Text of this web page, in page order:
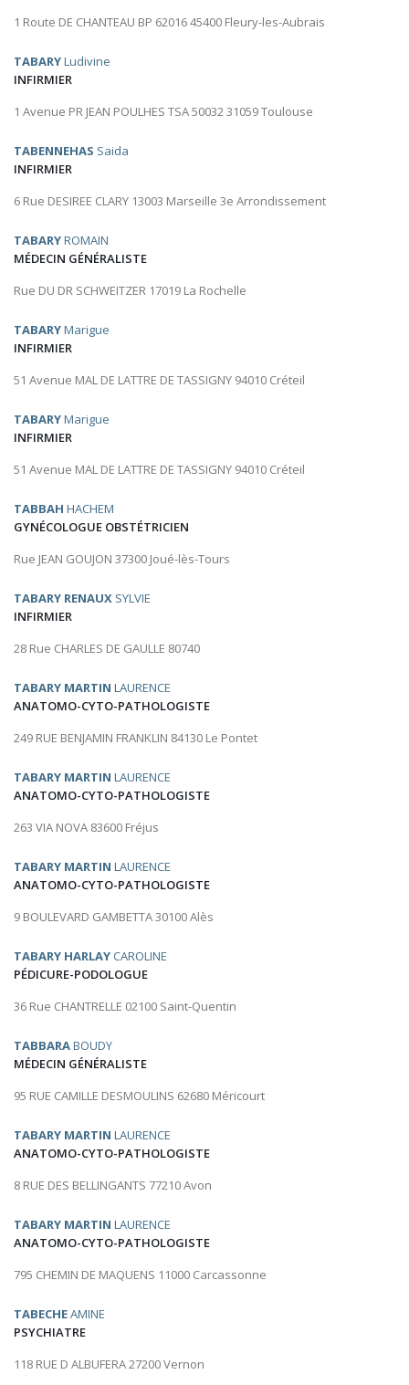
1 Route DE CHANTEAU BP 62016 45400 Fleury-les-Aubrais
TABARYLudivine
INFIRMIER
1 Avenue PR JEAN POULHES TSA 50032 31059 Toulouse
TABENNEHAS Saida
INFIRMIER
6 Rue DESIREE CLARY 13003 Marseille 3e Arrondissement
TABARYROMAIN
MÉDECIN GÉNÉRALISTE
Rue DU DR SCHWEITZER 17019 La Rochelle
TABARYMarigue
INFIRMIER
51 Avenue MAL DE LATTRE DE TASSIGNY 94010 Créteil
TABARYMarigue
INFIRMIER
51 Avenue MAL DE LATTRE DE TASSIGNY 94010 Créteil
TABBAH HACHEM
GYNÉCOLOGUE OBSTÉTRICIEN
Rue JEAN GOUJON 37300 Joué-lès-Tours
TABARY RENAUX SYLVIE
INFIRMIER
28 Rue CHARLES DE GAULLE 80740
TABARY MARTIN LAURENCE
ANATOMO-CYTO-PATHOLOGISTE
249 RUE BENJAMIN FRANKLIN 84130 Le Pontet
TABARY MARTIN LAURENCE
ANATOMO-CYTO-PATHOLOGISTE
263 VIA NOVA 83600 Fréjus
TABARY MARTIN LAURENCE
ANATOMO-CYTO-PATHOLOGISTE
9 BOULEVARD GAMBETTA 30100 Alès
TABARY HARLAY CAROLINE
PÉDICURE-PODOLOGUE
36 Rue CHANTRELLE 02100 Saint-Quentin
TABBARABOUDY
MÉDECIN GÉNÉRALISTE
95 RUE CAMILLE DESMOULINS 62680 Méricourt
TABARY MARTIN LAURENCE
ANATOMO-CYTO-PATHOLOGISTE
8 RUE DES BELLINGANTS 77210 Avon
TABARY MARTIN LAURENCE
ANATOMO-CYTO-PATHOLOGISTE
795 CHEMIN DE MAQUENS 11000 Carcassonne
TABECHEAMINE
PSYCHIATRE
118 RUE D ALBUFERA 27200 Vernon